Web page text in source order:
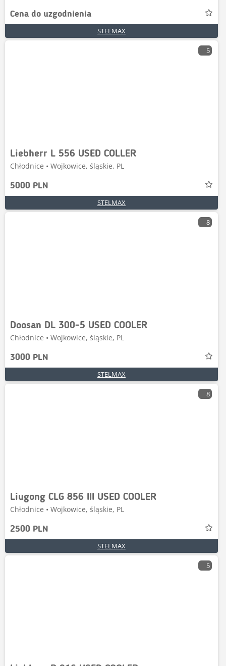
Cena do uzgodnienia
STELMAX
5
Liebherr L 556 USED COLLER
Chłodnice • Wojkowice, śląskie, PL
5000 PLN
STELMAX
8
Doosan DL 300-5 USED COOLER
Chłodnice • Wojkowice, śląskie, PL
3000 PLN
STELMAX
8
Liugong CLG 856 III USED COOLER
Chłodnice • Wojkowice, śląskie, PL
2500 PLN
STELMAX
5